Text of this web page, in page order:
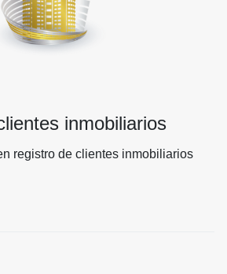
inmobiliarios
registro de clientes inmobiliarios